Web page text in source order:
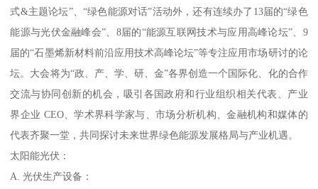
式&主题论坛”、“绿色能源对话”活动外，还有连续办了13届的“绿色
能源与光伏金融峰会”、8届的“能源互联网技术与应用高峰论坛”、9
届的“石墨烯新材料前沿应用技术高峰论坛”等专注应用市场研讨的论
坛。大会将为“政、产、学、研、金”各界创造一个国际化、化的合作
交流与协同创新的机会，吸引各国政府和行业组织相关代表、产业
界企业 CEO、学术界科学家与、市场分析机构、金融机构和媒体的
代表齐聚一堂，共同探讨未来世界绿色能源发展格局与产业机遇。
太阳能光伏：
A. 光伏生产设备：